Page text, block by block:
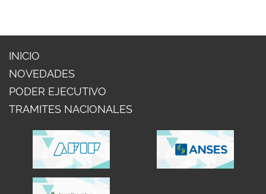
INICIO
NOVEDADES
PODER EJECUTIVO
TRAMITES NACIONALES